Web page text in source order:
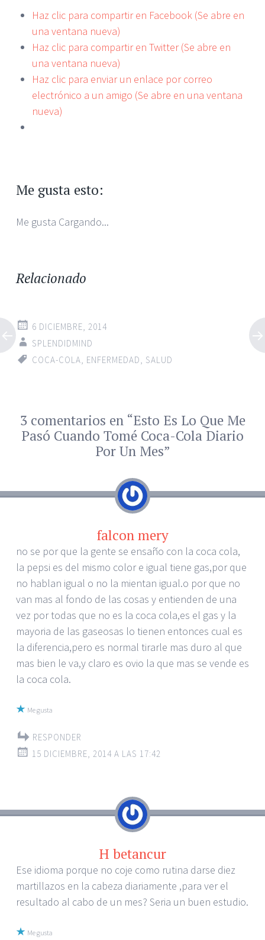
Haz clic para compartir en Facebook (Se abre en
una ventana nueva)
Haz clic para compartir en Twitter (Se abre en
una ventana nueva)
Haz clic para enviar un enlace por correo
electrónico a un amigo (Se abre en una ventana
nueva)
Me gusta esto:
Me gusta Cargando...
Relacionado
6 DICIEMBRE, 2014
SPLENDIDMIND
COCA-COLA ENFERMEDAD SALUD
Navegador de
artículos
3 comentarios en “Esto Es Lo Que Me
Pasó Cuando Tomé Coca-Cola Diario
Por Un Mes”
falcon mery
no se por que la gente se ensaño con la coca cola,
la pepsi es del mismo color e igual tiene gas,por que
no hablan igual o no la mientan igual.o por que no
van mas al fondo de las cosas y entienden de una
vez por todas que no es la coca cola,es el gas y la
mayoria de las gaseosas lo tienen entonces cual es
la diferencia,pero es normal tirarle mas duro al que
mas bien le va,y claro es ovio la que mas se vende es
la coca cola.
Me gusta
RESPONDER
15 DICIEMBRE, 2014 A LAS 17:42
H betancur
Ese idioma porque no coje como rutina darse diez
martillazos en la cabeza diariamente ,para ver el
resultado al cabo de un mes? Seria un buen estudio.
Me gusta